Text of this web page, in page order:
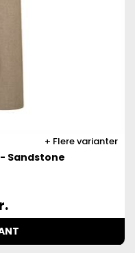
Flere varianter
Sandstone